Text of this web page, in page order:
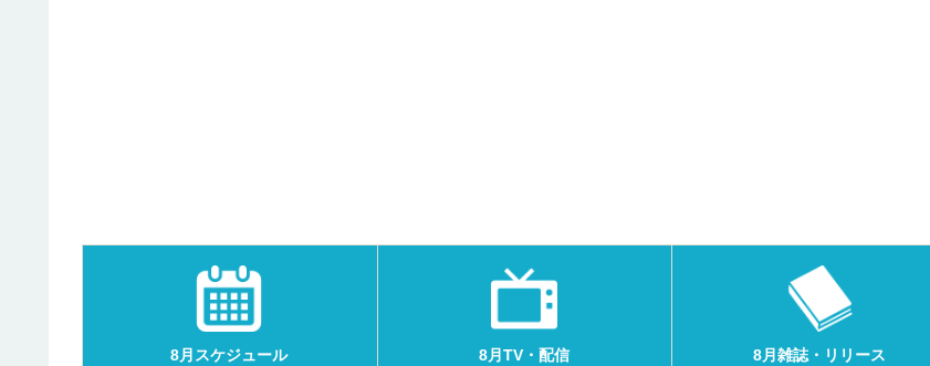
8月スケジュール 8月TV・配信 8月雑誌・リリース